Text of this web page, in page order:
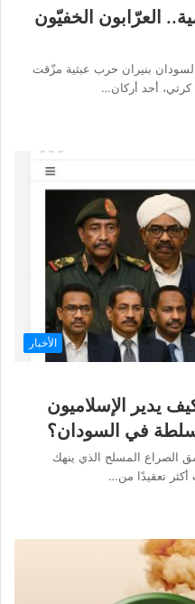
العرّابون الخفيّون
بنيران حرب عبثية مزّقت
كرتي، أحد أركان…
الأخبار
يدير الإسلاميون
في السودان؟
الصراع المسلح الذي ينهك